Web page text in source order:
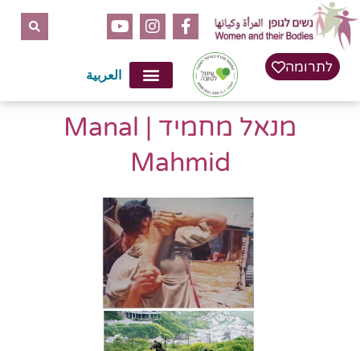
לתוכן
לתרומה العربية
מנאל מחמיד | Manal
Mahmid